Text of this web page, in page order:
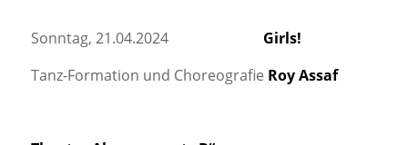
Sonntag, 21.04.2024 Girls!
Tanz-Formation und Choreografie Roy Assaf